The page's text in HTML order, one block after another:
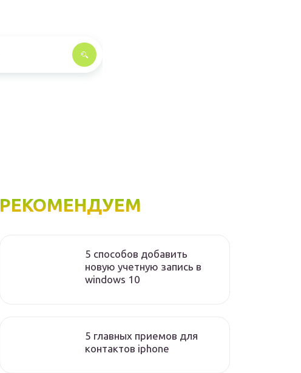
РЕКОМЕНДУЕМ
5 способов добавить
новую учетную запись в
windows 10
5 главных приемов для
контактов iphone